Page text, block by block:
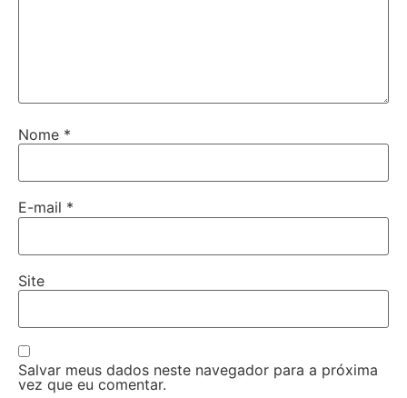
Nome *
E-mail *
Site
Salvar meus dados neste navegador para a próxima
vez que eu comentar.